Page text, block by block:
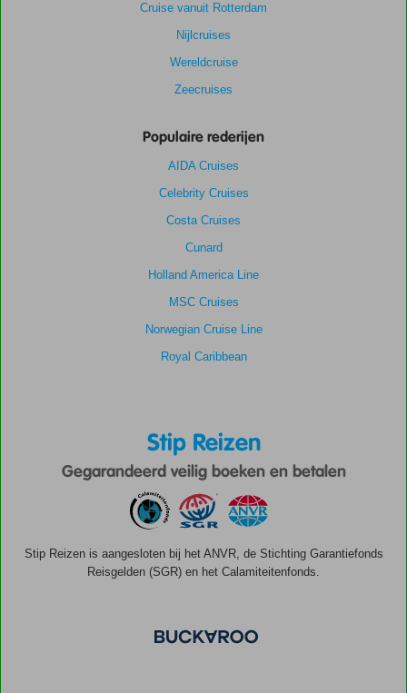
Cruise vanuit Rotterdam
Nijlcruises
Wereldcruise
Zeecruises
Populaire rederijen
AIDA Cruises
Celebrity Cruises
Costa Cruises
Cunard
Holland America Line
MSC Cruises
Norwegian Cruise Line
Royal Caribbean
Stip Reizen
Gegarandeerd veilig boeken en betalen
Stip Reizen is aangesloten bij het ANVR, de Stichting Garantiefonds
Reisgelden (SGR) en het Calamiteitenfonds.